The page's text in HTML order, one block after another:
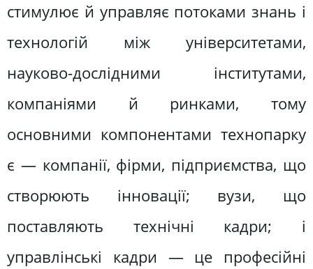
стимулює й управляє потоками знань і
технологій між університетами,
науково-дослідними інститутами,
компаніями й ринками, тому
основними компонентами технопарку
є — компанії, фірми, підприємства, що
створюють інновації; вузи, що
поставляють технічні кадри; і
управлінські кадри — це професійні